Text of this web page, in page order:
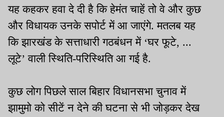
यह कहकर हवा दे दी है कि हेमंत चाहें तो वे और कुछ
और विधायक उनके सपोर्ट में आ जाएंगे. मतलब यह
कि झारखंड के सत्ताधारी गठबंधन में ‘घर फूटे, ...
लूटे’ वाली स्थिति-परिस्थिति आ गई है.
कुछ लोग पिछले साल बिहार विधानसभा चुनाव में
झामुमो को सीटें न देने की घटना से भी जोड़कर देख